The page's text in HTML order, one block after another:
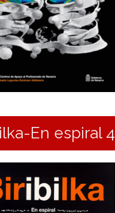
En espiral 4